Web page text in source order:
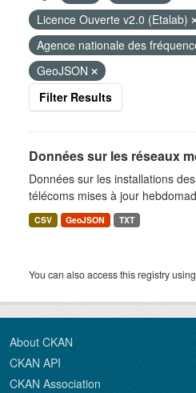
Licence Ouverte v2.0 (Etalab)
Agence nationale des
GeoJSON
Filter Results
Données sur les réseaux
Données sur les installations
télécoms mises à jour
CSV GeoJSON TXT
You can also access this registry
About CKAN
CKAN API
CKAN Association